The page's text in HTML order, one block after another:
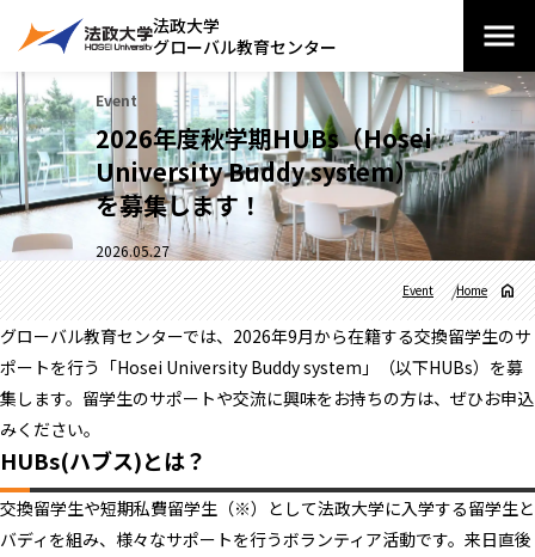
法政大学
グローバル教育センター
Event
2026年度秋学期HUBs（Hosei
University Buddy system）
を募集します！
2026.05.27
Home
Event
グローバル教育センターでは、2026年9月から在籍する交換留学生のサ
ポートを行う「Hosei University Buddy system」（以下HUBs）を募
集します。留学生のサポートや交流に興味をお持ちの方は、ぜひお申込
みください。
HUBs(ハブス)とは？
交換留学生や短期私費留学生（※）として法政大学に入学する留学生と
バディを組み、様々なサポートを行うボランティア活動です。来日直後